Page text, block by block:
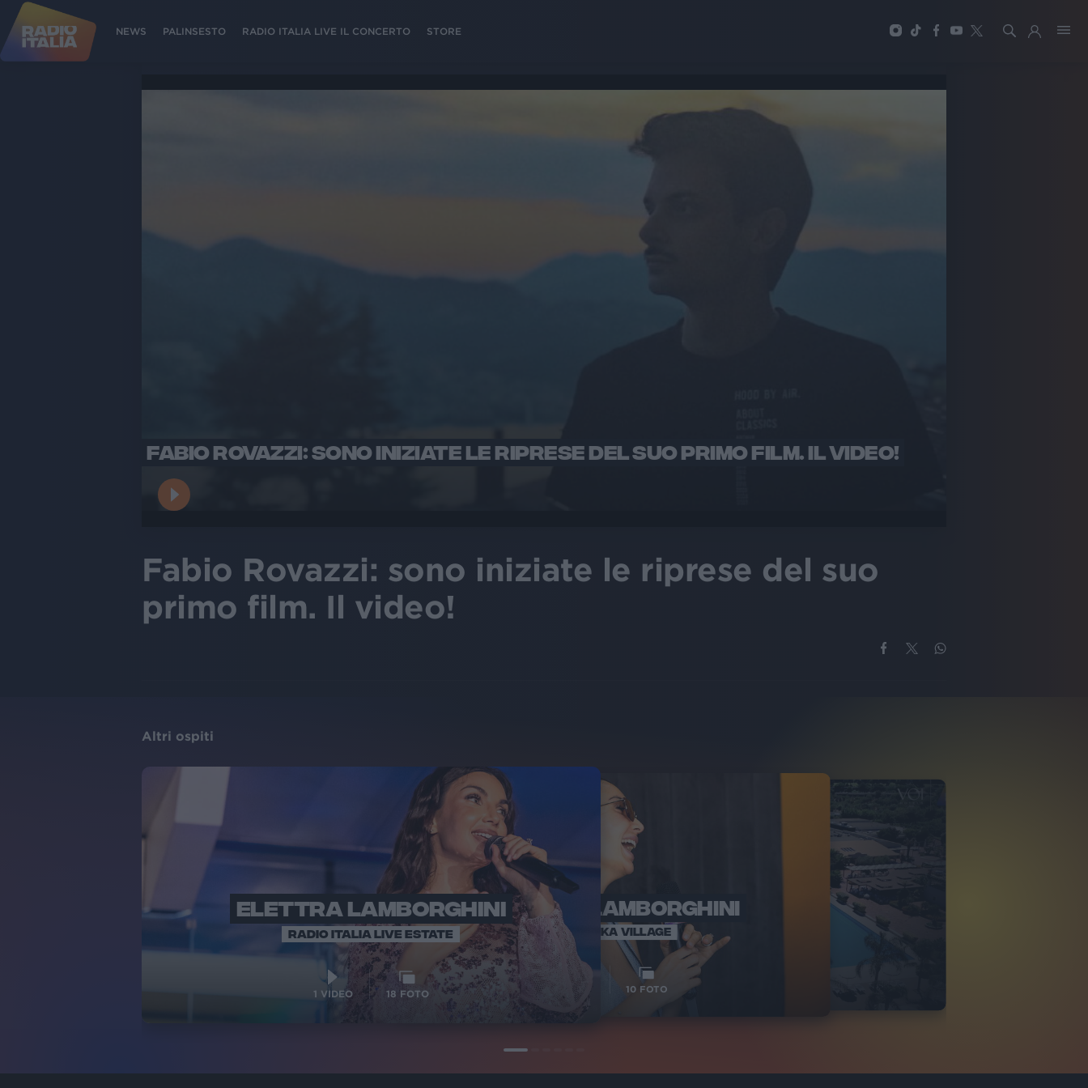
NEWS PALINSESTO RADIO ITALIA LIVE IL CONCERTO STORE
FABIO ROVAZZI: SONO INIZIATE LE RIPRESE DEL SUO PRIMO FILM. IL VIDEO!
Fabio Rovazzi: sono iniziate le riprese del suo
primo film. Il video!
Altri ospiti
ELETTRA LAMBORGHINI
RADIO ITALIA LIVE ESTATE
1 VIDEO 18 FOTO
ELETTRA LAMBORGHINI
VOI TANKA VILLAGE
10 FOTO
RADIO ITALIA
VOI TANKA VILLAGE